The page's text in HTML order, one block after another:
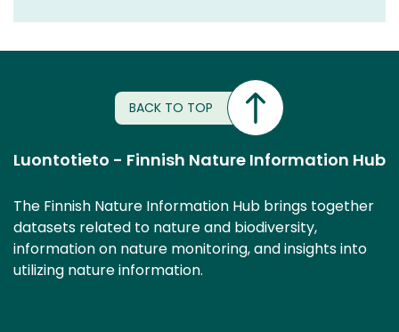
BACK TO TOP
Luontotieto - Finnish Nature Information Hub
The Finnish Nature Information Hub brings together
datasets related to nature and biodiversity,
information on nature monitoring, and insights into
utilizing nature information.